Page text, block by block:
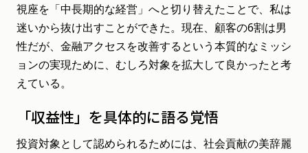
視座を「中長期的な経営」へと切り替えたことで、私は
迷いから抜け出すことができた。現在、顧客の6割は男
性だが、金融アクセスを改善するという本質的なミッシ
ョンの実現ために、むしろ対象を拡大して良かったと考
えている。
「収益性」を具体的に語る覚悟
投資対象として認められるためには、社会貢献の美辞麗